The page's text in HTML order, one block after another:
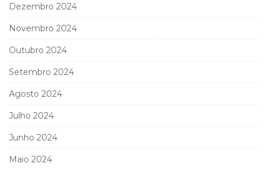
Dezembro 2024
Novembro 2024
Outubro 2024
Setembro 2024
Agosto 2024
Julho 2024
Junho 2024
Maio 2024